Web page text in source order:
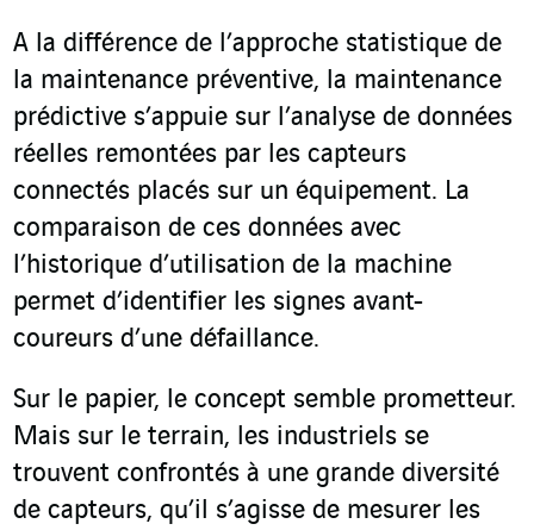
A la différence de l’approche statistique de
la maintenance préventive, la maintenance
prédictive s’appuie sur l’analyse de données
réelles remontées par les capteurs
connectés placés sur un équipement. La
comparaison de ces données avec
l’historique d’utilisation de la machine
permet d’identifier les signes avant-
coureurs d’une défaillance.
Sur le papier, le concept semble prometteur.
Mais sur le terrain, les industriels se
trouvent confrontés à une grande diversité
de capteurs, qu’il s’agisse de mesurer les